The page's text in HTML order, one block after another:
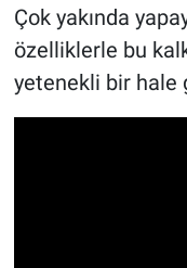
Çok yakında
özelliklerle bu
yetenekli bir hale